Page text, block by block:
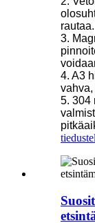
rautaa.
3.
4. A3
5. 304